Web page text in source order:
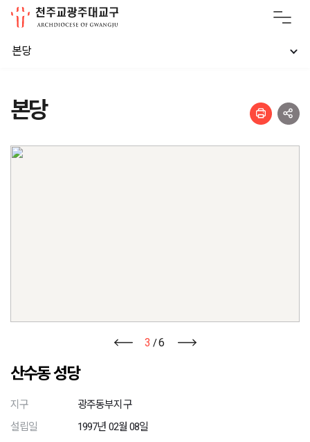
본당
본당
3 /6
산수동 성당
지구
광주동부지구
설립일
1997년 02월 08일